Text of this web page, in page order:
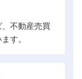
不動産売買
す。